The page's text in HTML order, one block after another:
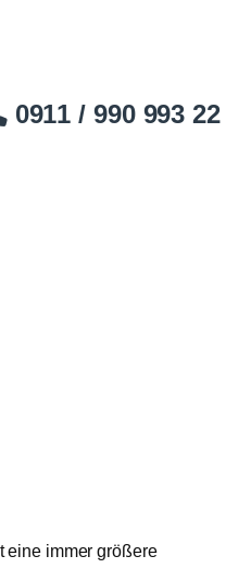
0911 / 990 993 22
eine immer größere